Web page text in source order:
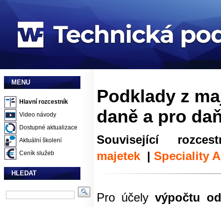
MENU
Hlavní rozcestník
Video návody
Dostupné aktualizace
Aktuální školení
Ceník služeb
HLEDAT
Podklady z
daně a pro
Související
majetek | Speciality
Pro účely výpočtu